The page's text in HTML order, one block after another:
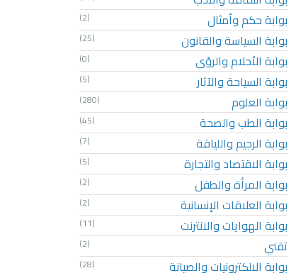
بوابة حكم وأمثال (2)
بوابة السياسة والقانون (25)
بوابة الأحلام والرؤى (0)
بوابة السياحة والآثار (5)
بوابة العلوم (280)
بوابة الطب والصحة (45)
بوابة الرجيم واللياقة (7)
بوابة الاقتصاد والتجارة (5)
بوابة المرأة والطفل (2)
بوابة العلاقات الإنسانية (2)
بوابة الهوايات والانترنت (11)
تقني (2)
بوابة الالكترونيات والصيانة (28)